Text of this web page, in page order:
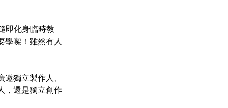
即化身臨時教
學㗎！雖然有人
獨立製作人、
，還是獨立創作